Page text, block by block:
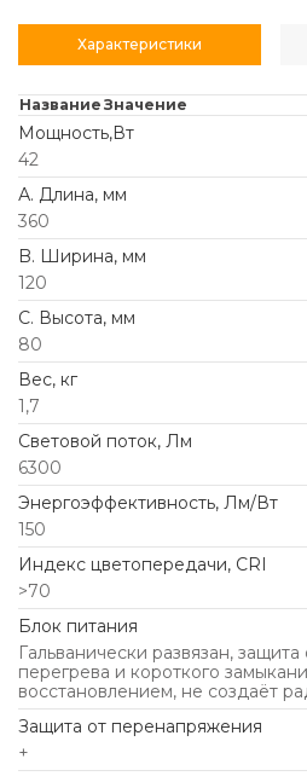
Характеристики
Название Значение
Мощность,Вт
42
А. Длина, мм
360
B. Ширина, мм
120
C. Высота, мм
80
Вес, кг
1,7
Световой поток, Лм
6300
Энергоэффективность, Лм/Вт
150
Индекс цветопередачи, CRI
>70
Блок питания
Гальванически развязан, защита
перегрева и короткого
восстановлением, не создаёт
Защита от перенапряжения
+